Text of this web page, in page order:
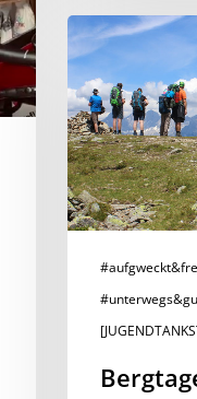
Bergtage+
2020
„Seensucht
nach
Mehr“